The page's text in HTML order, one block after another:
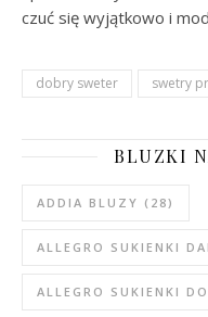
czuć się wyjątkowo i
dobry sweter swetry
BLUZKI
ADDIA BLUZY (28)
ALLEGRO SUKIENKI
ALLEGRO SUKIENKI